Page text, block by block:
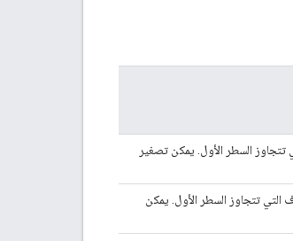
تتجاوز السطر الأول. يمكن تصغير
التي تتجاوز السطر الأول. يمكن